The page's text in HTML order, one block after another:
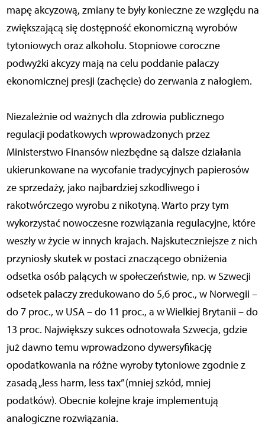
mapę akcyzową, zmiany te były konieczne ze względu na
zwiększającą się dostępność ekonomiczną wyrobów
tytoniowych oraz alkoholu. Stopniowe coroczne
podwyżki akcyzy mają na celu poddanie palaczy
ekonomicznej presji (zachęcie) do zerwania z nałogiem.
Niezależnie od ważnych dla zdrowia publicznego
regulacji podatkowych wprowadzonych przez
Ministerstwo Finansów niezbędne są dalsze działania
ukierunkowane na wycofanie tradycyjnych papierosów
ze sprzedaży, jako najbardziej szkodliwego i
rakotwórczego wyrobu z nikotyną. Warto przy tym
wykorzystać nowoczesne rozwiązania regulacyjne, które
weszły w życie w innych krajach. Najskuteczniejsze z nich
przyniosły skutek w postaci znaczącego obniżenia
odsetka osób palących w społeczeństwie, np. w Szwecji
odsetek palaczy zredukowano do 5,6 proc., w Norwegii –
do 7 proc., w USA – do 11 proc., a w Wielkiej Brytanii – do
13 proc. Największy sukces odnotowała Szwecja, gdzie
już dawno temu wprowadzono dywersyfikację
opodatkowania na różne wyroby tytoniowe zgodnie z
zasadą „less harm, less tax” (mniej szkód, mniej
podatków). Obecnie kolejne kraje implementują
analogiczne rozwiązania.